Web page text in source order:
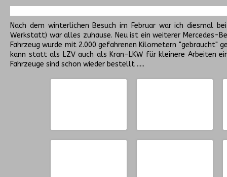
Nach dem winterlichen Besuch im Februar war ich diesmal
Werkstatt) war alles zuhause. Neu ist ein weiterer Mercedes-
Fahrzeug wurde mit 2.000 gefahrenen Kilometern "gebraucht"
kann statt als LZV auch als Kran-LKW für kleinere Arbeiten
Fahrzeuge sind schon wieder bestellt .....